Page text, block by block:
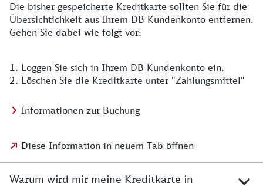
Die bisher gespeicherte Kreditkarte sollten Sie für die
Übersichtichkeit aus Ihrem DB Kundenkonto entfernen.
Gehen Sie dabei wie folgt vor:
1. Loggen Sie sich in Ihrem DB Kundenkonto ein.
2. Löschen Sie die Kreditkarte unter "Zahlungsmittel"
Informationen zur Buchung
Diese Information in neuem Tab öffnen
Warum wird mir meine Kreditkarte in